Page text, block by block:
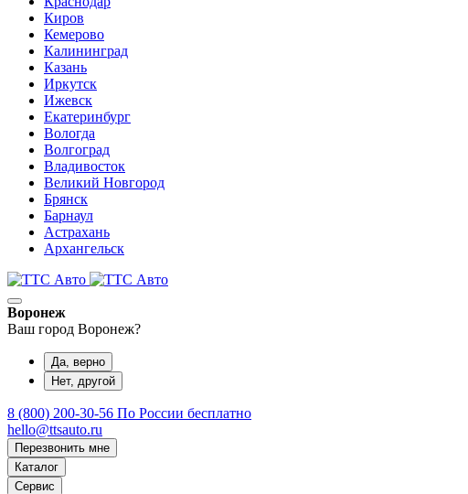
Киров
Кемерово
Калининград
Казань
Иркутск
Ижевск
Екатеринбург
Вологда
Волгоград
Владивосток
Великий Новгород
Брянск
Барнаул
Астрахань
Архангельск
Воронеж
Ваш город Воронеж?
Да, верно
Нет, другой
8 (800) 200-30-56 По России бесплатно
hello@ttsauto.ru
Перезвонить мне
Каталог
Сервис